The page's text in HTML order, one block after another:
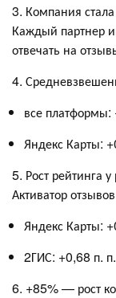
3. Компания
Каждый партнер
отвечать на
4.
все платформы:
Яндекс Карты:
5. Рост рейтинга
Активатор
Яндекс Карты:
2ГИС: +0,68 п. п.
6. +85% — рост